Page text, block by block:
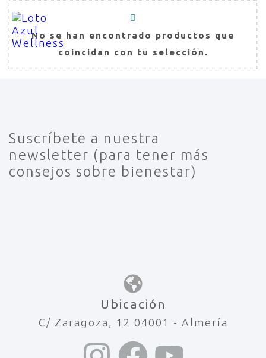
No se han encontrado productos que
coincidan con tu selección.
Suscríbete a nuestra
newsletter (para tener más
consejos sobre bienestar)
Ubicación
C/ Zaragoza, 12 04001 - Almería